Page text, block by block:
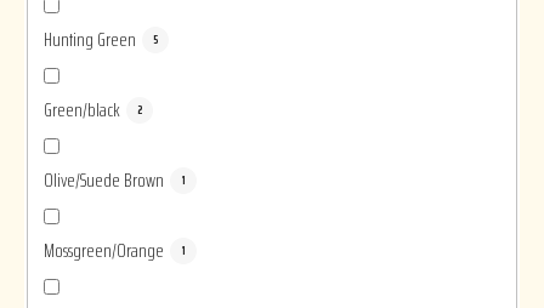
Hunting Green 5
Green/black 2
Olive/Suede Brown 1
Mossgreen/Orange 1